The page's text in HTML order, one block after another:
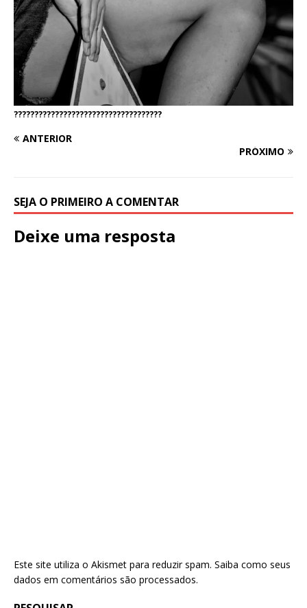
????????????????????????????????????
ANTERIOR
PRÓXIMO
SEJA O PRIMEIRO A COMENTAR
Deixe uma resposta
Este site utiliza o Akismet para reduzir spam. Saiba como seus
dados em comentários são processados.